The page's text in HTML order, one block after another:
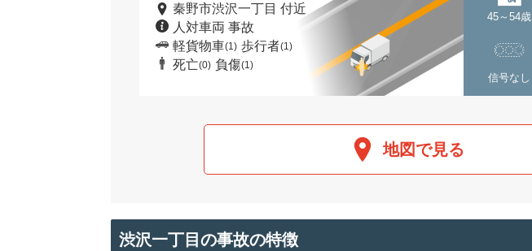
秦野市渋沢一丁目 付近
人対車両 事故
軽貨物車(1) 歩行者(1)
死亡(0) 負傷(1)
45～54歳
信号なし
地図で見る
渋沢一丁目の事故の特徴